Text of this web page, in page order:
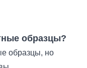
образцы?
образцы, но